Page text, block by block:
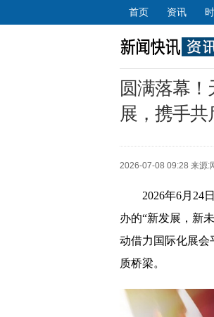
首页 资讯
圆满落幕
展，携手
2026-07-08 09:28 来源:
2026年6月24
办的“新发展，新
动借力国际化展会
质桥梁。